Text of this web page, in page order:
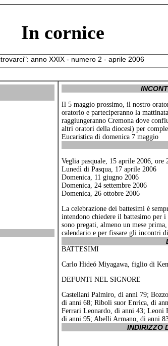
In cornice
anno XXIX - numero 2 - aprile 2006
Il 5 maggio prossimo, il nostro
oratorio e parteciperanno la
raggiungeranno Cremona dove
altri oratori della diocesi) per
Eucaristica di domenica 7 maggio
Veglia pasquale, 15 aprile 2006, ore
Lunedì di Pasqua, 17 aprile 2006
Domenica, 11 giugno 2006
Domenica, 24 settembre 2006
Domenica, 26 ottobre 2006
La celebrazione dei battesimi è
intendono chiedere il battesimo per
sono pregati, almeno un mese
calendario e per fissare gli incontri
BATTESIMI
Carlo Hideó Miyagawa, figlio di
DEFUNTI NEL SIGNORE
Castellani Palmiro, di anni 79;
di anni 68; Riboli suor Enrica, di
Ferrari Leonardo, di anni 43; Leoni
di anni 95; Abelli Armano, di anni
INDIRIZZO